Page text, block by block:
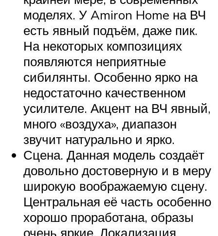
моделях. У Amiron Home на ВЧ
есть явный подъём, даже пик.
На некоторых композициях
появляются неприятные
сибилянты. Особенно ярко на
недостаточно качественном
усилителе. Акцент на ВЧ явный,
много «воздуха», диапазон
звучит натурально и ярко.
Сцена. Данная модель создаёт
довольно достоверную и в меру
широкую воображаемую сцену.
Центральная её часть особенно
хорошо проработана, образы
очень яркие. Локализация